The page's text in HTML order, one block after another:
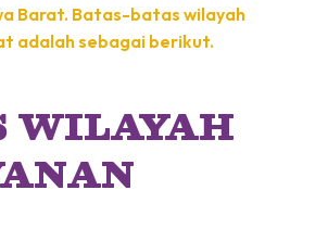
Barat. Batas-batas wilayah
adalah sebagai berikut.
WILAYAH